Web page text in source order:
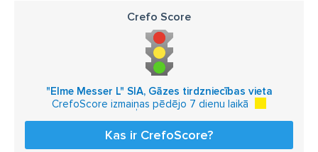
Crefo Score
"Elme Messer L" SIA, Gāzes tirdzniecības vieta
CrefoScore izmaiņas pēdējo 7 dienu laikā
Kas ir CrefoScore?